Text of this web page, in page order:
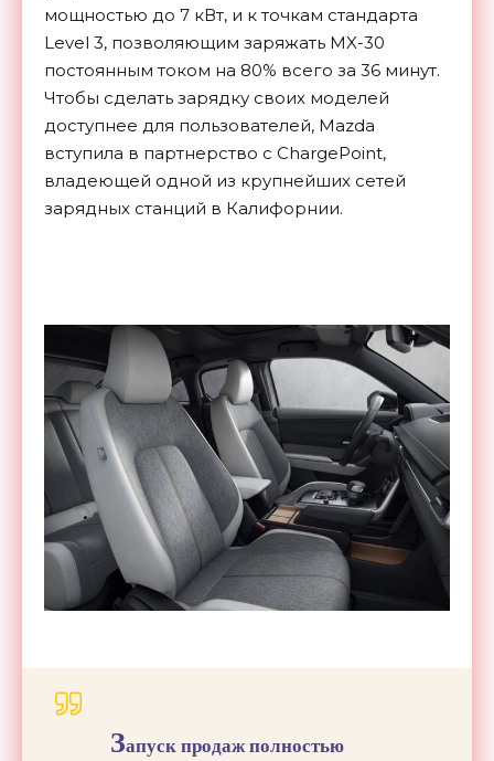
мощностью до 7 кВт, и к точкам стандарта
Level 3, позволяющим заряжать MX-30
постоянным током на 80% всего за 36 минут.
Чтобы сделать зарядку своих моделей
доступнее для пользователей, Mazda
вступила в партнерство с ChargePoint,
владеющей одной из крупнейших сетей
зарядных станций в Калифорнии.
Запуск продаж полностью